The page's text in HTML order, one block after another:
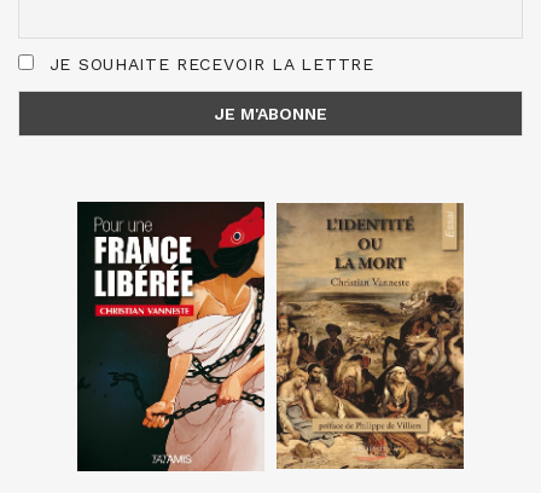
JE SOUHAITE RECEVOIR LA LETTRE